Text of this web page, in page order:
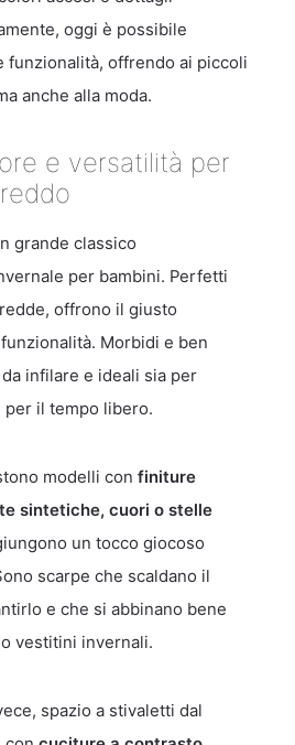
oggi è possibile
funzionalità, offrendo ai piccoli
anche alla moda.
e versatilità per
grande classico
per bambini. Perfetti
offrono il giusto
Morbidi e ben
infilare e ideali sia per
per il tempo libero.
modelli con finiture
sintetiche, cuori o stelle
un tocco giocoso
scarpe che scaldano il
e che si abbinano bene
vestitini invernali.
spazio a stivaletti dal